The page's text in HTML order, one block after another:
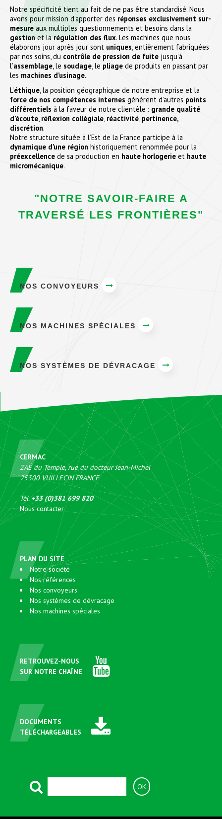
Notre spécificité tient au fait de ne pas être standardisé. Nous
avons pour mission d’apporter des réponses exclusivement sur-
mesure aux multiples questionnements et besoins dans la
gestionet larégulation des flux. Les machines que nous
élaborons jour après jour sont uniques, entièrement fabriquées
par nos soins, du contrôle de pression de fuite jusqu’à
l’assemblage, le soudage, le pliage de produits en passant par
les machines d’usinage.
L’éthique , la position géographique de notre entreprise et la
force de nos compétences internes génèrent d’autres points
différentiels à la faveur de notre clientèle : grande qualité
d’écoute réflexion collégiale réactivité pertinence,
discrétion.
Notre structure située à l’Est de la France participe à la
dynamique d’une région historiquement renommée pour la
préexcellence de sa production en haute horlogerie et haute
micromécanique.
"NOTRE SAVOIR-FAIRE A
TRAVERSÉ LES FRONTIÈRES"
NOS CONVOYEURS
NOS MACHINES SPÉCIALES
NOS SYSTÈMES DE DÉVRACAGE
CERMAC
ZAE du Temple, rue du docteur Jean-Michel
25300 VUILLECINFRANCE
Tél. +33 (0)381 699 820
Nous contacter
PLAN DU SITE
Notre société
Nos références
Nos convoyeurs
Nos systèmes de dévracage
Nos machines spéciales
RETROUVEZ-NOUS
SUR NOTRE CHAÎNE
DOCUMENTS
TÉLÉCHARGEABLES